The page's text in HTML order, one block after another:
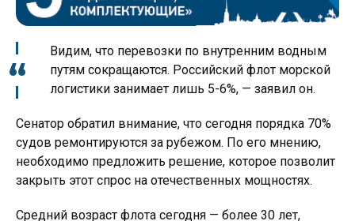
Видим, что перевозки по внутренним водным
путям сокращаются. Российский флот морской
логистики занимает лишь 5-6%, — заявил он.
Сенатор обратил внимание, что сегодня порядка 70%
судов ремонтируются за рубежом. По его мнению,
необходимо предложить решение, которое позволит
закрыть этот спрос на отечественных мощностях.
Средний возраст флота сегодня — более 30 лет,